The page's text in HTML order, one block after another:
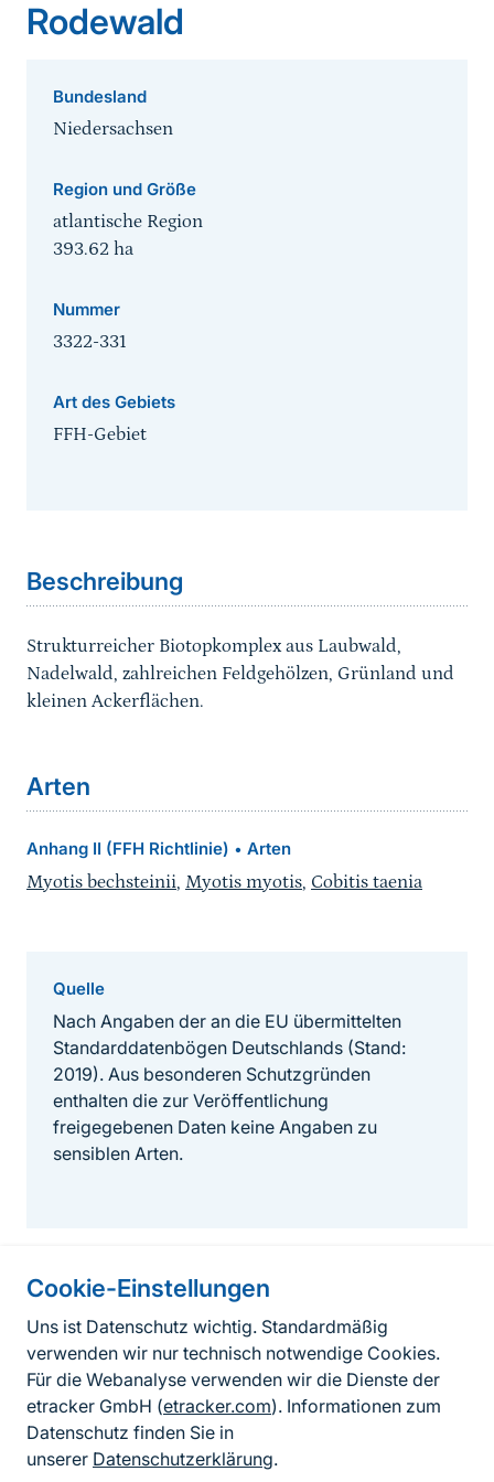
Cookie-Einstellungen
Uns ist Datenschutz wichtig. Standardmäßig
verwenden wir nur technisch notwendige Cookies.
Für die Webanalyse verwenden wir die Dienste der
etracker GmbH (etracker.com). Informationen zum
Datenschutz finden Sie in
unserer Datenschutzerklärung.
Rodewald
Bundesland
Niedersachsen
Region und Größe
atlantische Region
393.62 ha
Nummer
3322-331
Art des Gebiets
FFH-Gebiet
Beschreibung
Strukturreicher Biotopkomplex aus Laubwald,
Nadelwald, zahlreichen Feldgehölzen, Grünland und
kleinen Ackerflächen.
Arten
Anhang II (FFH Richtlinie) • Arten
Myotis bechsteinii, Myotis myotis, Cobitis taenia
Quelle
Nach Angaben der an die EU übermittelten
Standarddatenbögen Deutschlands (Stand:
2019). Aus besonderen Schutzgründen
enthalten die zur Veröffentlichung
freigegebenen Daten keine Angaben zu
sensiblen Arten.
Informationen zur Seite
FußzeileKontakt zum BfN
Kontaktformular
Erklärung zur Barrierefreiheit